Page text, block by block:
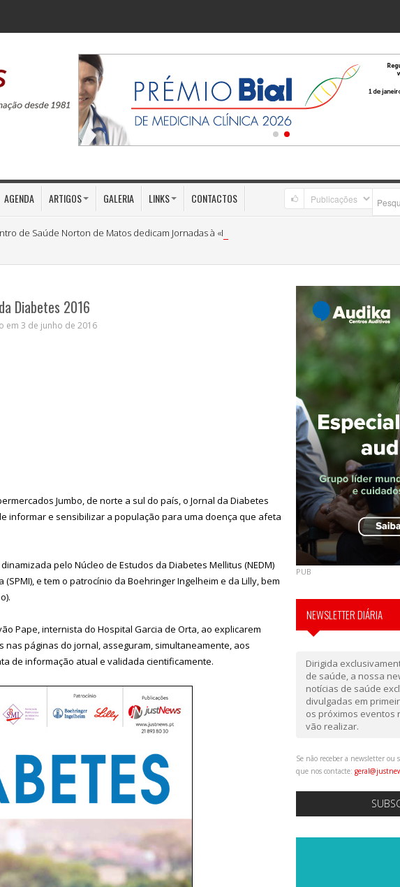
AGENDA ARTIGOS GALERIA LINKS CONTACTOS
de Saúde Norton de Matos dedicam Jornadas à «Medicina Preventiva»
Diabetes 2016
em 3 de junho de 2016
Jumbo, de norte a sul do país, o Jornal da Diabetes
informar e sensibilizar a população para uma doença que afeta
pelo Núcleo de Estudos da Diabetes Mellitus (NEDM)
e tem o patrocínio da Boehringer Ingelheim e da Lilly, bem
Pape, internista do Hospital Garcia de Orta, ao explicarem
páginas do jornal, asseguram, simultaneamente, aos
de informação atual e validada cientificamente.
PUB
NEWSLETTER DIÁRIA
Dirigida
de saúde, a nossa
notícias de saúde
divulgadas em
os próximos eventos
vão realizar.
Se não receber a newsletter ou
que nos contacte: